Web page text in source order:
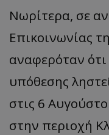
Νωρίτερα, σε
Επικοινωνίας
αναφερόταν
υπόθεσης
στις 6
στην περιοχή